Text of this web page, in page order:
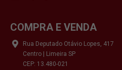
COMPRA E VENDA
Rua Deputado Otávio Lopes, 417
Centro | Limeira SP
CEP: 13.480-021